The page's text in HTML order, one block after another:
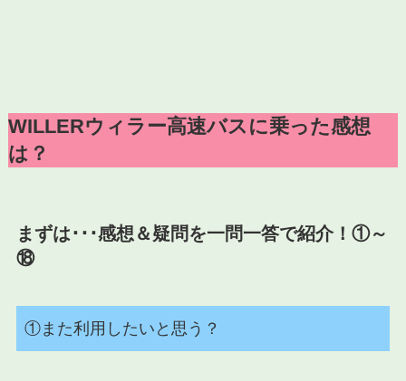
WILLERウィラー高速バスに乗った感想
は？
まずは･･･感想＆疑問を一問一答で紹介！①～
⑱
①また利用したいと思う？